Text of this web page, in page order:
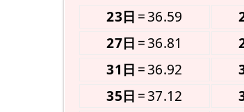
23日 36.59
27日
36.81
31日
36.92
35日
37.12